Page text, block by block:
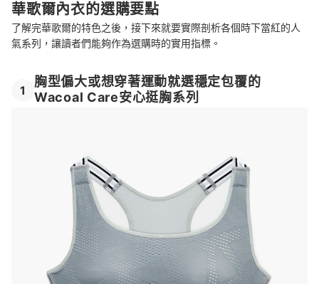
華歌爾內衣的選購要點
了解完華歌爾的特色之後，接下來就要實際剖析各個時下當紅的人
氣系列，讓讀者們能夠作為選購時的實用指標。
1
胸型偏大或想穿著運動就選穩定包覆的
Wacoal Care安心挺胸系列